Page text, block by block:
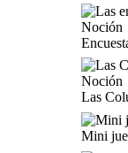
Las
Mini